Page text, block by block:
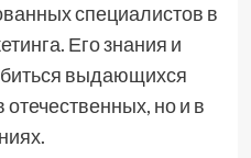
специалистов в
Его знания и
выдающихся
отечественных, но и в